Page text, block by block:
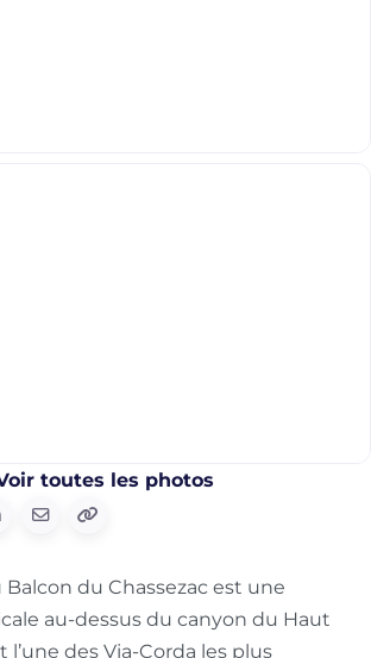
toutes les photos
Balcon du Chassezac est une
au-dessus du canyon du Haut
l’une des Via-Corda les plus